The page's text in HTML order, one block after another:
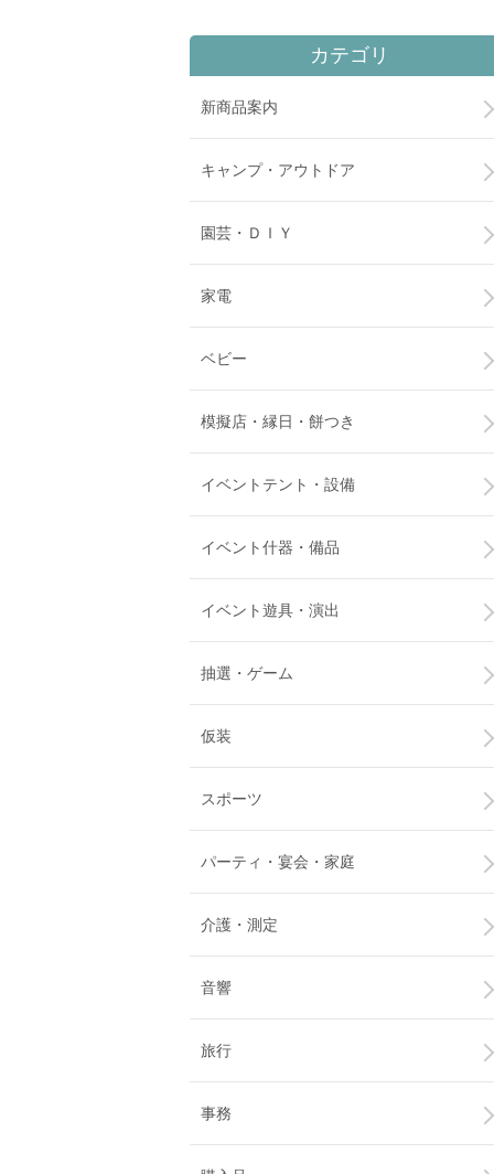
カテゴリ
新商品案内
キャンプ・アウトドア
園芸・ＤＩＹ
家電
ベビー
模擬店・縁日・餅つき
イベントテント・設備
イベント什器・備品
イベント遊具・演出
抽選・ゲーム
仮装
スポーツ
パーティ・宴会・家庭
介護・測定
音響
旅行
事務